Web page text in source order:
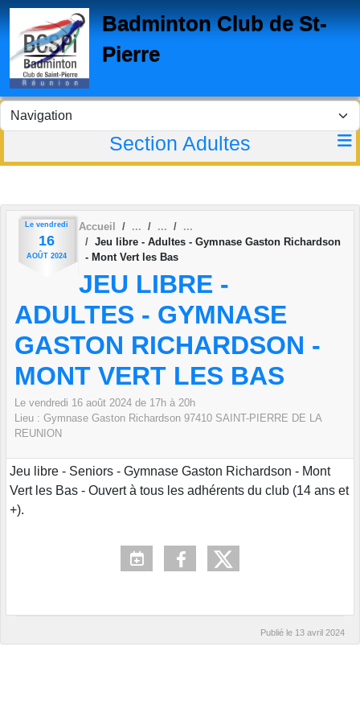
Badminton Club de St-
Pierre
Section Adultes
Le vendredi
16
AOÛT 2024
Accueil
Jeu libre - Adultes - Gymnase Gaston Richardson
- Mont Vert les Bas
JEU LIBRE -
ADULTES - GYMNASE
GASTON RICHARDSON -
MONT VERT LES BAS
Le vendredi 16 août 2024 de 17h à 20h
Lieu : Gymnase Gaston Richardson 97410 SAINT-PIERRE DE LA
REUNION
Jeu libre - Seniors - Gymnase Gaston Richardson - Mont
Vert les Bas - Ouvert à tous les adhérents du club (14 ans et
+).
Publié le 13 avril 2024
Panneau de gestion des cookies